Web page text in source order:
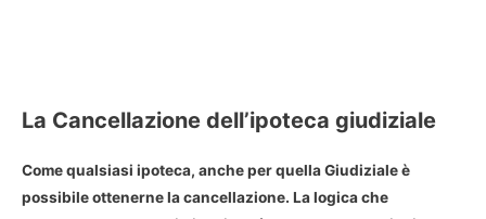
La Cancellazione dell’ipoteca giudiziale
Come qualsiasi ipoteca, anche per quella Giudiziale è
possibile ottenerne lacancellazione. La logica che